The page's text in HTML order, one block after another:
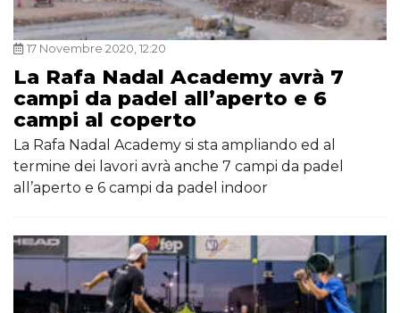
17 Novembre 2020, 12:20
La Rafa Nadal Academy avrà 7
campi da padel all’aperto e 6
campi al coperto
La Rafa Nadal Academy si sta ampliando ed al
termine dei lavori avrà anche 7 campi da padel
all’aperto e 6 campi da padel indoor